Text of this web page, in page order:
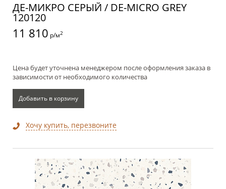
ДЕ-МИКРО СЕРЫЙ / DE-MICRO GREY
120120
11 810 р/м2
Цена будет уточнена менеджером после оформления заказа в
зависимости от необходимого количества
Добавить в корзину
Хочу купить, перезвоните